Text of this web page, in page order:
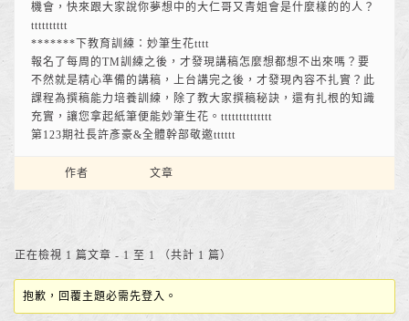
機會，快來跟大家說你夢想中的大仁哥又青姐會是什麼樣的的人？
tttttttttt
*******下教育訓練：妙筆生花tttt
報名了每周的TM訓練之後，才發現講稿怎麼想都想不出來嗎？要
不然就是精心準備的講稿，上台講完之後，才發現內容不扎實？此
課程為撰稿能力培養訓練，除了教大家撰稿秘訣，還有扎根的知識
充實，讓您拿起紙筆便能妙筆生花。tttttttttttttt
第123期社長許彥豪&全體幹部敬邀tttttt
作者 文章
正在檢視 1 篇文章 - 1 至 1 （共計 1 篇）
抱歉，回覆主題必需先登入。